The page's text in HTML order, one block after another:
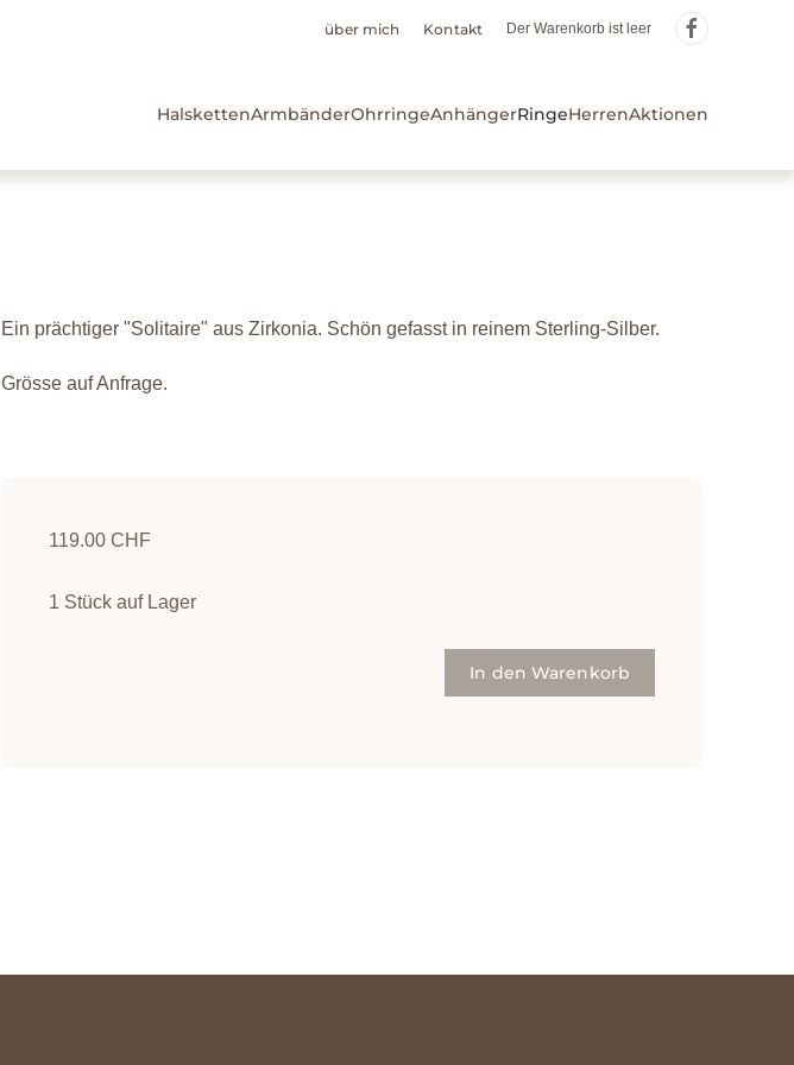
über mich Kontakt Der Warenkorb ist leer
HalskettenArmbänderOhrringeAnhängerRingeHerrenAktionen
Ein prächtiger "Solitaire" aus Zirkonia. Schön gefasst in reinem Sterling-Silber.
Grösse auf Anfrage.
119.00 CHF
1 Stück auf Lager
In den Warenkorb